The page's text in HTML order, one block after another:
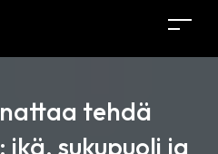
tehdä
sukupuoli ja